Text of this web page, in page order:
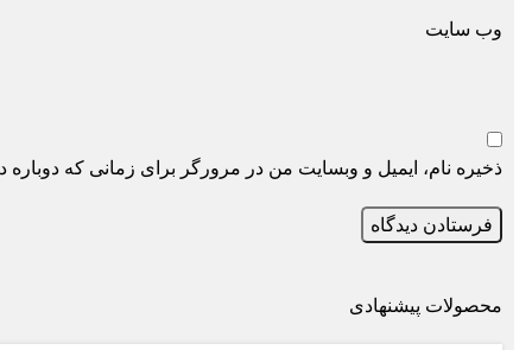
وب‌ سایت
ذخیره نام، ایمیل و وبسایت من در مرورگر برای زمانی که دوباره
محصولات پیشنهادی